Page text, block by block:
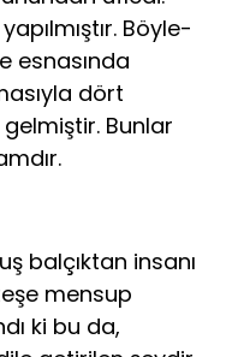
Böyle­
esnasında
dört
gelmiştir. Bunlar
balçıktan insanı
mensup
ki bu da,